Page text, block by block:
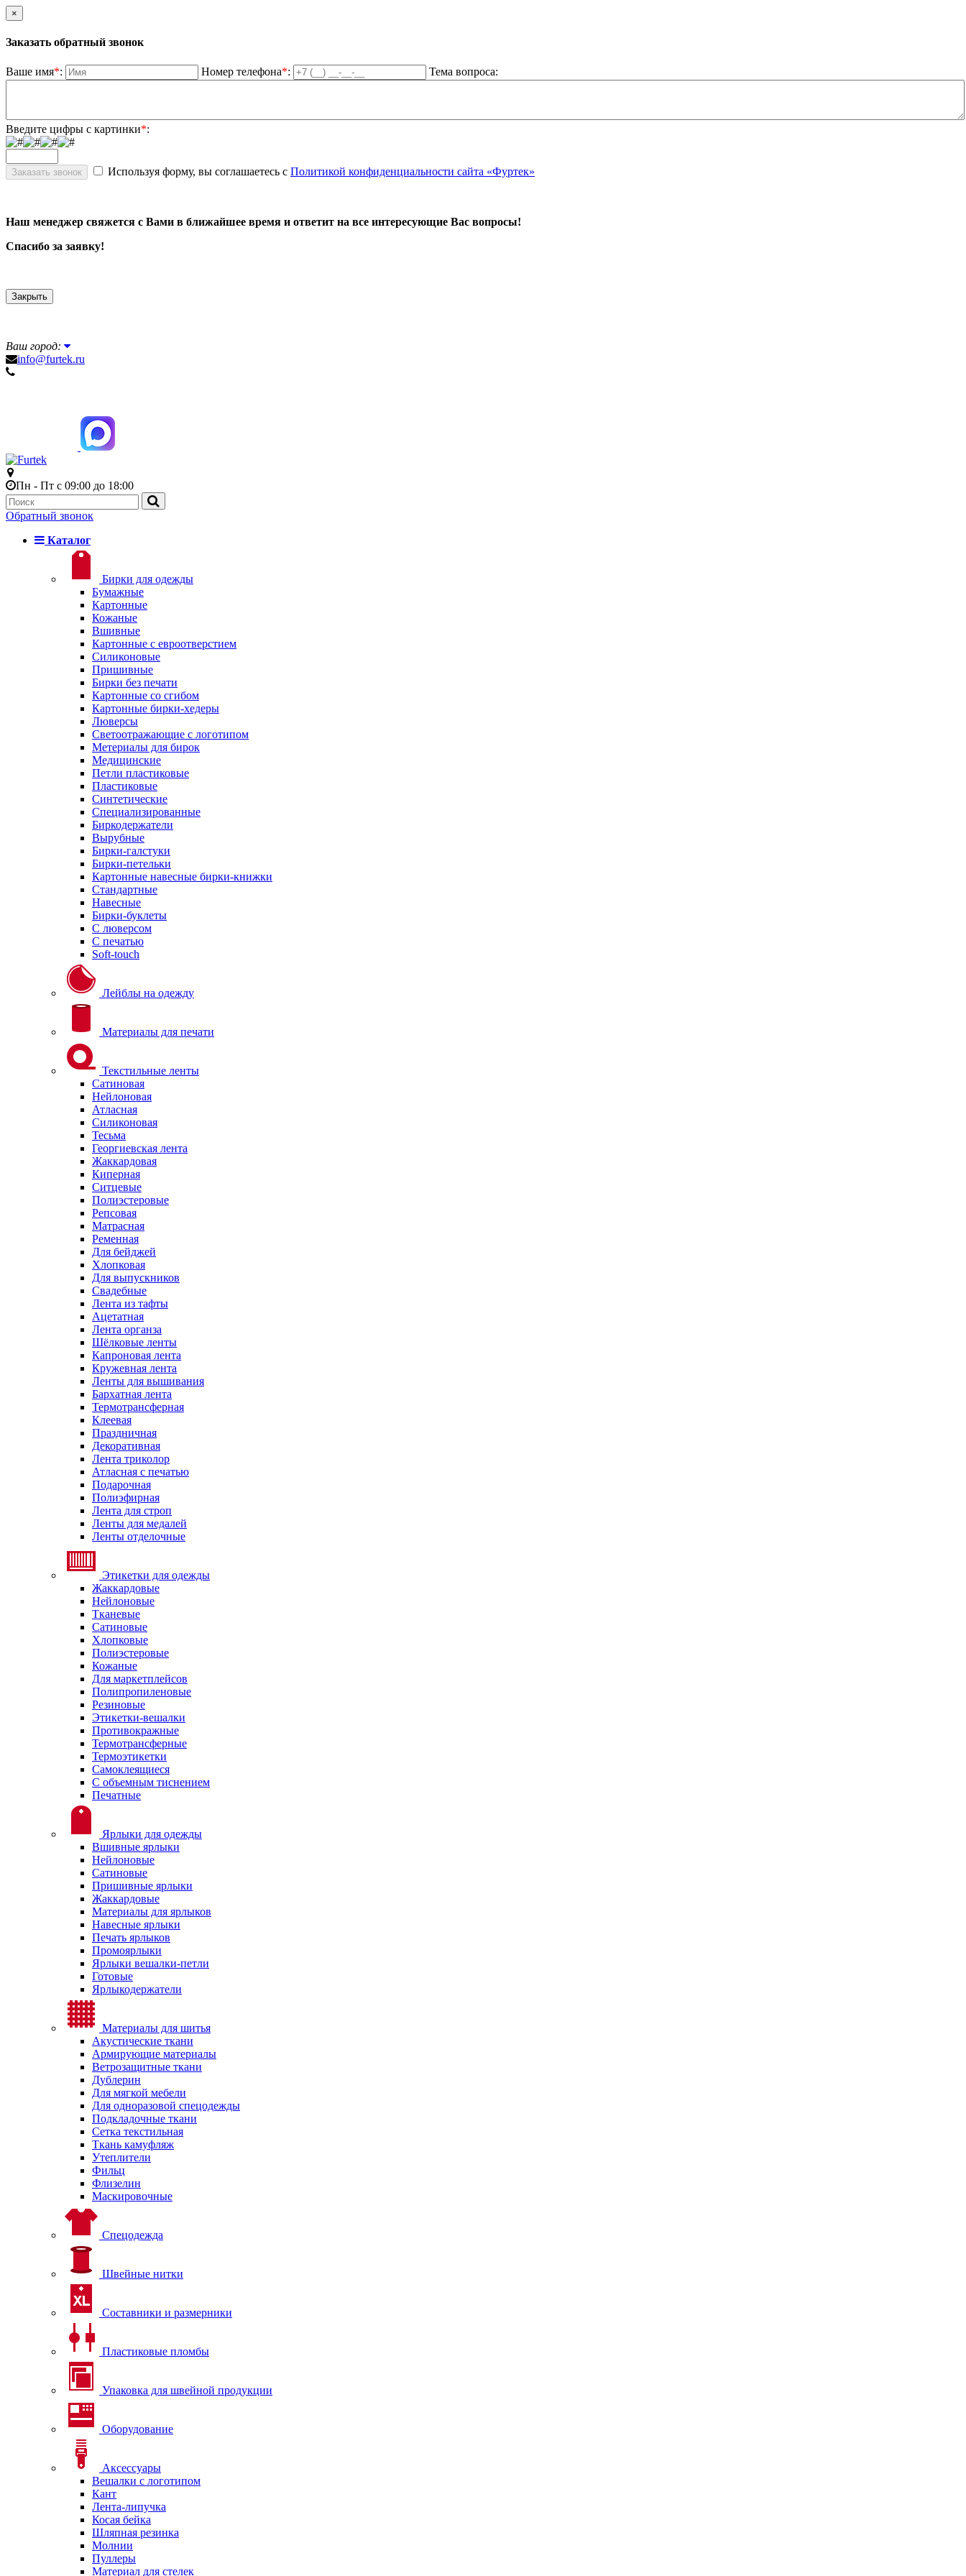
×
Заказать обратный звонок
Ваше имя*: Номер телефона*: Тема вопроса:
Введите цифры с картинки*:
Используя форму, вы соглашаетесь с Политикой конфиденциальности сайта «Фуртек»
Наш менеджер свяжется с Вами в ближайшее время и ответит на все интересующие Вас вопросы!
Спасибо за заявку!
Закрыть
Ваш город:
info@furtek.ru
Пн - Пт с 09:00 до 18:00
Обратный звонок
Каталог
Бирки для одежды
Бумажные
Картонные
Кожаные
Вшивные
Картонные с евроотверстием
Силиконовые
Пришивные
Бирки без печати
Картонные со сгибом
Картонные бирки-хедеры
Люверсы
Светоотражающие с логотипом
Метериалы для бирок
Медицинские
Петли пластиковые
Пластиковые
Синтетические
Специализированные
Биркодержатели
Вырубные
Бирки-галстуки
Бирки-петельки
Картонные навесные бирки-книжки
Стандартные
Навесные
Бирки-буклеты
С люверсом
С печатью
Soft-touch
Лейблы на одежду
Материалы для печати
Текстильные ленты
Сатиновая
Нейлоновая
Атласная
Силиконовая
Тесьма
Георгиевская лента
Жаккардовая
Киперная
Ситцевые
Полиэстеровые
Репсовая
Матрасная
Ременная
Для бейджей
Хлопковая
Для выпускников
Свадебные
Лента из тафты
Ацетатная
Лента органза
Шёлковые ленты
Капроновая лента
Кружевная лента
Ленты для вышивания
Бархатная лента
Термотрансферная
Клеевая
Праздничная
Декоративная
Лента триколор
Атласная с печатью
Подарочная
Полиэфирная
Лента для строп
Ленты для медалей
Ленты отделочные
Этикетки для одежды
Жаккардовые
Нейлоновые
Тканевые
Сатиновые
Хлопковые
Полиэстеровые
Кожаные
Для маркетплейсов
Полипропиленовые
Резиновые
Этикетки-вешалки
Противокражные
Термотрансферные
Термоэтикетки
Самоклеящиеся
С объемным тиснением
Печатные
Ярлыки для одежды
Вшивные ярлыки
Нейлоновые
Сатиновые
Пришивные ярлыки
Жаккардовые
Материалы для ярлыков
Навесные ярлыки
Печать ярлыков
Промоярлыки
Ярлыки вешалки-петли
Готовые
Ярлыкодержатели
Материалы для шитья
Акустические ткани
Армирующие материалы
Ветрозащитные ткани
Дублерин
Для мягкой мебели
Для одноразовой спецодежды
Подкладочные ткани
Сетка текстильная
Ткань камуфляж
Утеплители
Фильц
Флизелин
Маскировочные
Спецодежда
Швейные нитки
Составники и размерники
Пластиковые пломбы
Упаковка для швейной продукции
Оборудование
Аксессуары
Вешалки с логотипом
Кант
Лента-липучка
Косая бейка
Шляпная резинка
Молнии
Пуллеры
Материал для стелек